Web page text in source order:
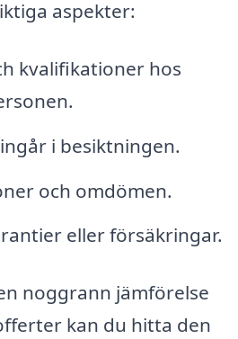
aspekter:
kvalifikationer hos
i besiktningen.
och omdömen.
eller försäkringar.
noggrann jämförelse
kan du hitta den